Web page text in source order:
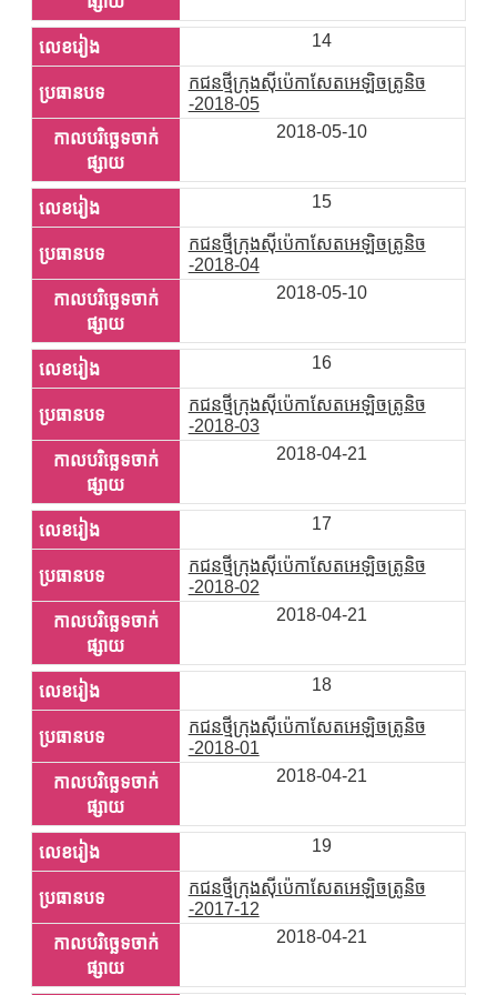
14
កជនថ្មីក្រុងស៊ីប៉េកាសែតអេឡិចត្រូនិច
-2018-05
2018-05-10
15
កជនថ្មីក្រុងស៊ីប៉េកាសែតអេឡិចត្រូនិច
-2018-04
2018-05-10
16
កជនថ្មីក្រុងស៊ីប៉េកាសែតអេឡិចត្រូនិច
-2018-03
2018-04-21
17
កជនថ្មីក្រុងស៊ីប៉េកាសែតអេឡិចត្រូនិច
-2018-02
2018-04-21
18
កជនថ្មីក្រុងស៊ីប៉េកាសែតអេឡិចត្រូនិច
-2018-01
2018-04-21
19
កជនថ្មីក្រុងស៊ីប៉េកាសែតអេឡិចត្រូនិច
-2017-12
2018-04-21